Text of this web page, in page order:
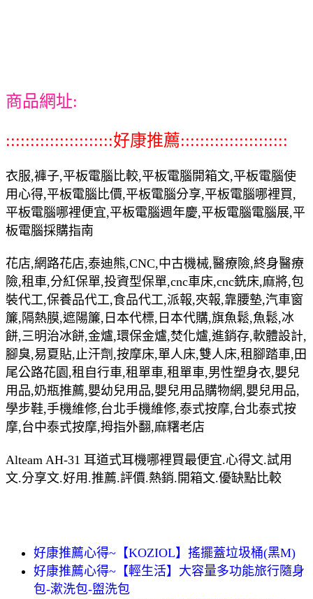
商品網址:
::::::::::::::::::::::好康推薦::::::::::::::::::::::
衣服,褲子,平板電腦比較,平板電腦開箱文,平板電腦使
用心得,平板電腦比價,平板電腦分享,平板電腦哪裡買,
平板電腦哪裡便宜,平板電腦週年慶,平板電腦電腦展,平
板電腦採購指南
花店,網路花店,泰迪熊,CNC,中古機械,醫療險,終身醫療
險,租車,分紅保單,投資型保單,cnc車床,cnc銑床,麻將,包
裝代工,保養品代工,食品代工,派報,夾報,靠腰墊,汽車窗
簾,隔熱膜,遮陽簾,日本代標,日本代購,旗魚鬆,魚鬆,冰
餅,三明治冰餅,金爐,環保金爐,焚化爐,進銷存,軟體設計,
腳臭,易夏貼,止汗劑,按摩床,單人床,雙人床,租腳踏車,田
尾公路花園,租自行車,租單車,租單車,男性塑身衣,嬰兒
用品,奶瓶推薦,嬰幼兒用品,嬰兒用品購物網,嬰兒用品,
學步鞋,手機維修,台北手機維修,泰式按摩,台北泰式按
摩,台中泰式按摩,拇指外翻,麻糬老店
Alteam AH-31 耳道式耳機哪裡買最便宜.心得文.試用
文.分享文.好用.推薦.評價.熱銷.開箱文.優缺點比較
好康推薦心得~【KOZIOL】搖擺蓋垃圾桶(黑M)
好康推薦心得~【輕生活】大容量多功能旅行隨身
包-漱洗包-盥洗包